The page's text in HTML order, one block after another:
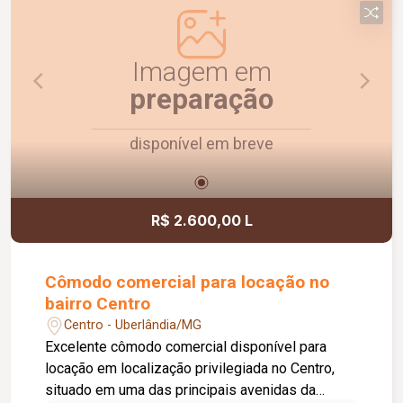
Agende uma visita e conheça!
Imagem em
preparação
disponível em breve
R$ 2.600,00 L
Cômodo comercial para locação no
bairro Centro
Centro - Uberlândia/MG
Excelente cômodo comercial disponível para
locação em localização privilegiada no Centro,
situado em uma das principais avenidas da